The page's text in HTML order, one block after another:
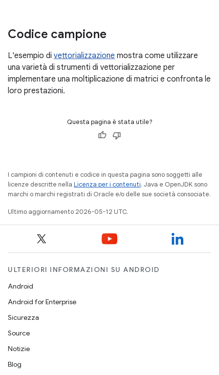
Codice campione
L'esempio di vettorializzazione mostra come utilizzare
una varietà di strumenti di vettorializzazione per
implementare una moltiplicazione di matrici e confronta le
loro prestazioni.
Questa pagina è stata utile?
I campioni di contenuti e codice in questa pagina sono soggetti alle
licenze descritte nella Licenza per i contenuti. Java e OpenJDK sono
marchi o marchi registrati di Oracle e/o delle sue società consociate.
Ultimo aggiornamento 2026-05-12 UTC.
ULTERIORI INFORMAZIONI SU ANDROID
Android
Android for Enterprise
Sicurezza
Source
Notizie
Blog